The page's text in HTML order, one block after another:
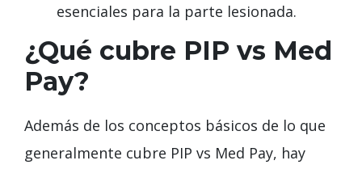
esenciales para la parte lesionada.
¿Qué cubre PIP vs Med
Pay?
Además de los conceptos básicos de lo que
generalmente cubre PIP vs Med Pay, hay